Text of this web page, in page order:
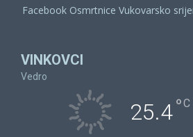
Facebook Osmrtnice Vukovarsko
VINKOVCI
Vedro
25.4°C